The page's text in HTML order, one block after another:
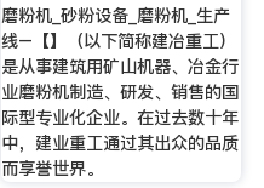
磨粉机_砂粉设备_磨粉机_生产
线–【】（以下简称建冶重工）
是从事建筑用矿山机器、冶金行
业磨粉机制造、研发、销售的国
际型专业化企业。在过去数十年
中，建业重工通过其出众的品质
而享誉世界。